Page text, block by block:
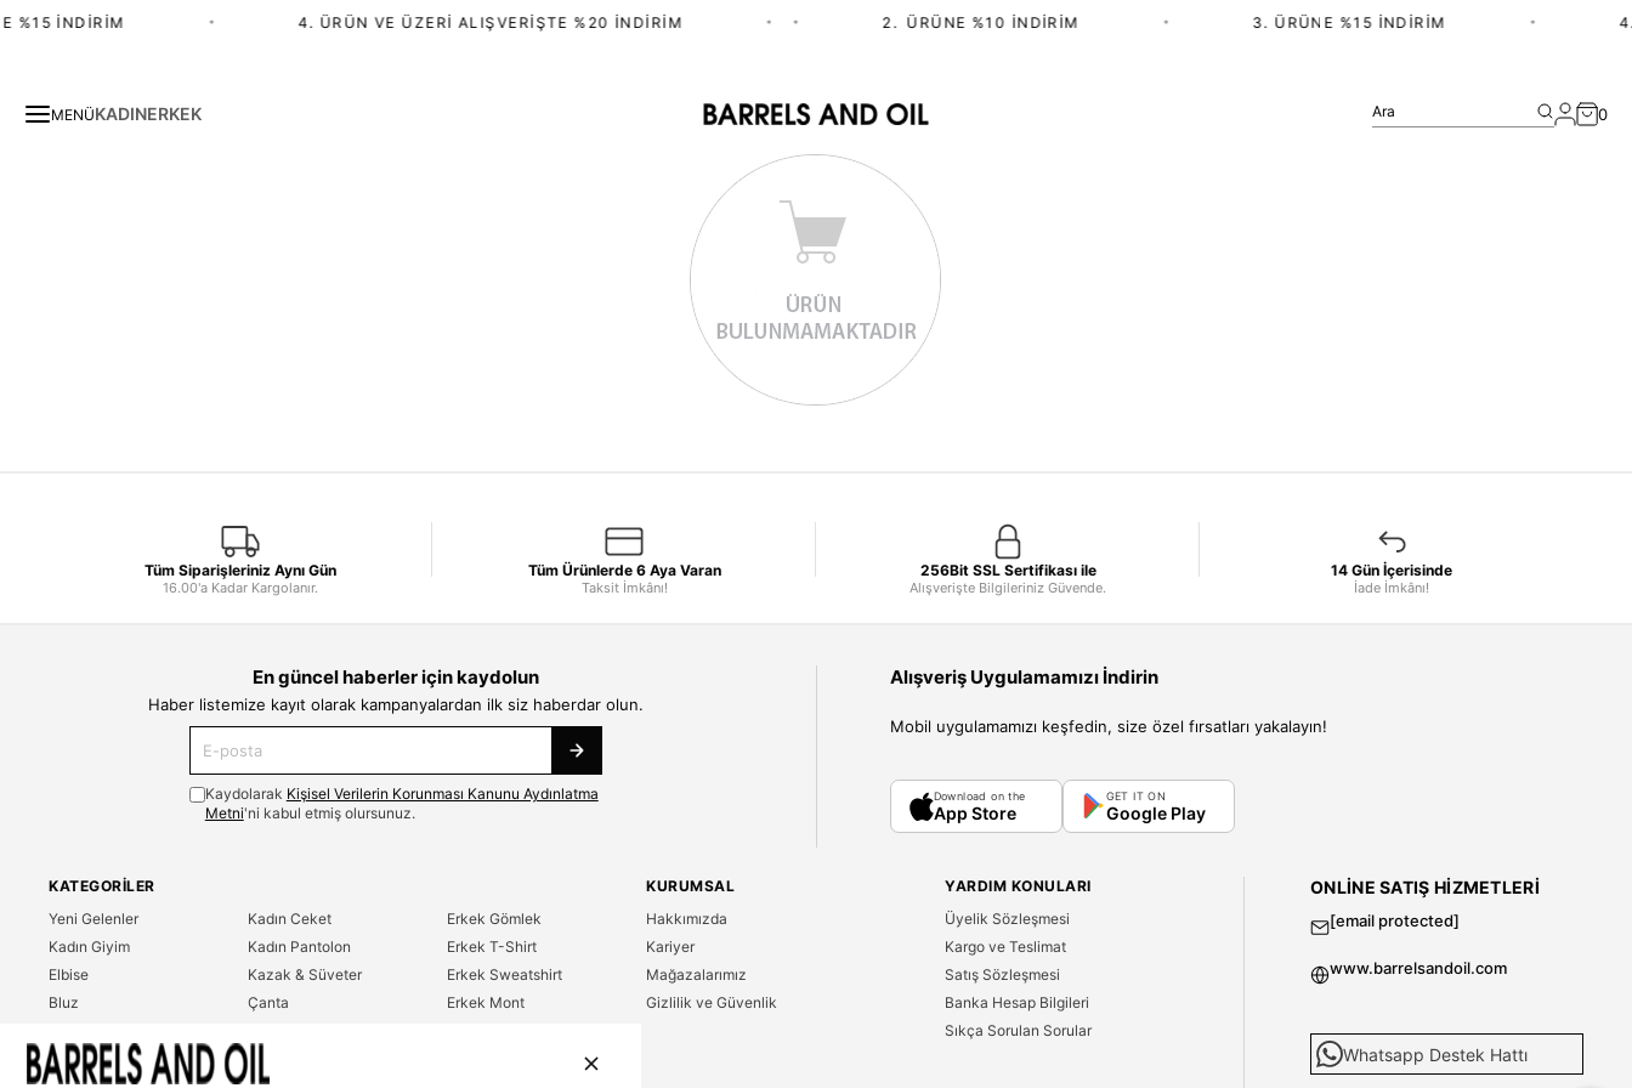
%15 İNDIRIM 4. ÜRÜN VE ÜZERI ALIŞVERIŞTE %20 İNDIRIM 2.⁠ ⁠ÜRÜNE %10 İNDIRIM 3. ÜRÜNE %15 İNDIRIM
MENÜKADINERKEK Ara 0
Tüm Siparişleriniz Aynı Gün
16.00'a Kadar Kargolanır.
Tüm Ürünlerde 6 Aya Varan
Taksit İmkânı!
256Bit SSL Sertifikası ile
Alışverişte Bilgileriniz Güvende.
14 Gün İçerisinde
İade İmkânı!
En güncel haberler için kaydolun
Haber listemize kayıt olarak kampanyalardan ilk siz haberdar olun.
Kaydolarak Kişisel Verilerin Korunması Kanunu Aydınlatma
Metni'ni kabul etmiş olursunuz.
Alışveriş Uygulamamızı İndirin
Mobil uygulamamızı keşfedin, size özel fırsatları yakalayın!
Download on the
App Store
GET IT ON
Google Play
KATEGORILER
Yeni Gelenler
Kadın Giyim
Elbise
Bluz
T-Shirt
Kadın Ceket
Kadın Pantolon
Kazak & Süveter
Çanta
Erkek Gömlek
Erkek T-Shirt
Erkek Sweatshirt
Erkek Mont
KURUMSAL
Hakkımızda
Kariyer
Mağazalarımız
Gizlilik ve Güvenlik
YARDIM KONULARI
Üyelik Sözleşmesi
Kargo ve Teslimat
Satış Sözleşmesi
Banka Hesap Bilgileri
Sıkça Sorulan Sorular
ONLINE SATIŞ HIZMETLERI
[email protected]
www.barrelsandoil.com
Whatsapp Destek Hattı